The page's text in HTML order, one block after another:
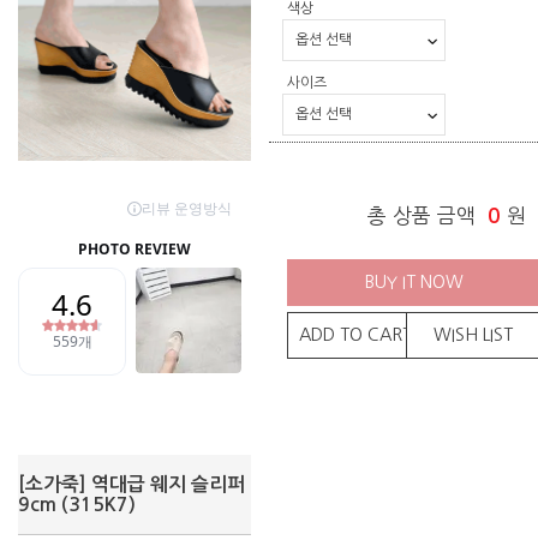
[소가죽] 역대급 웨지 슬리퍼
9cm (315K7)
색상
사이즈
총 상품 금액 0 원
BUY IT NOW
ADD TO CART WISH LIST